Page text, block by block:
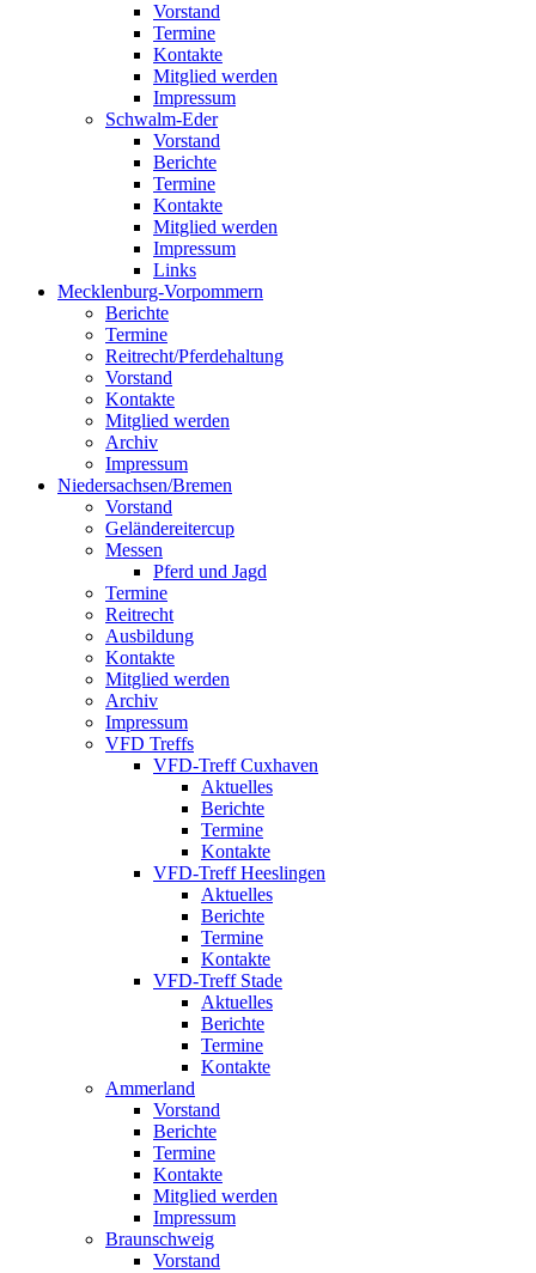
Vorstand
Termine
Kontakte
Mitglied werden
Impressum
Schwalm-Eder
Vorstand
Berichte
Termine
Kontakte
Mitglied werden
Impressum
Links
Mecklenburg-Vorpommern
Berichte
Termine
Reitrecht/Pferdehaltung
Vorstand
Kontakte
Mitglied werden
Archiv
Impressum
Niedersachsen/Bremen
Vorstand
Geländereitercup
Messen
Pferd und Jagd
Termine
Reitrecht
Ausbildung
Kontakte
Mitglied werden
Archiv
Impressum
VFD Treffs
VFD-Treff Cuxhaven
Aktuelles
Berichte
Termine
Kontakte
VFD-Treff Heeslingen
Aktuelles
Berichte
Termine
Kontakte
VFD-Treff Stade
Aktuelles
Berichte
Termine
Kontakte
Ammerland
Vorstand
Berichte
Termine
Kontakte
Mitglied werden
Impressum
Braunschweig
Vorstand